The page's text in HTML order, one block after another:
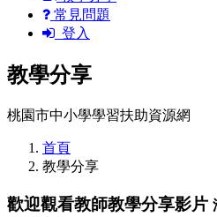
常見問題
登入
教學分享
桃園市中小學學習扶助資源網
首頁
教學分享
歡迎觀看教師教學分享影片